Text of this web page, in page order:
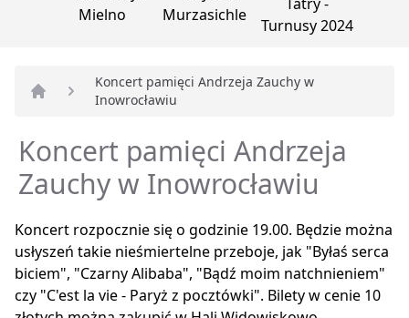
Strona główna
Koncert pamięci Andrzeja Zauchy w
Inowrocławiu
Koncert pamięci Andrzeja
Zauchy w Inowrocławiu
Koncert rozpocznie się o godzinie 19.00. Będzie można
usłyszeń takie nieśmiertelne przeboje, jak "Byłaś serca
biciem", "Czarny Alibaba", "Bądź moim natchnieniem"
czy "C'est la vie - Paryż z pocztówki". Bilety w cenie 10